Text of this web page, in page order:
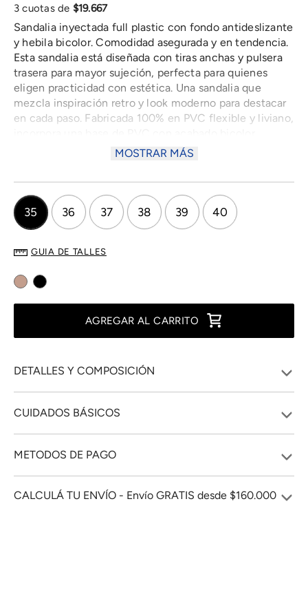
3 cuotas de $19.667
Sandalia inyectada full plastic con fondo antideslizante
y hebila bicolor. Comodidad asegurada y en tendencia.
Esta sandalia está diseñada con tiras anchas y pulsera
trasera para mayor sujeción, perfecta para quienes
eligen practicidad con estética. Una sandalia que
mezcla inspiración retro y look moderno para destacar
en cada paso. Fabricada 100% en PVC flexible y liviano,
brindando un toque moderno. Su gran protagonista es
con un aire audaz y contemporáneo. Este ítem
pertenece a la categoría de outlet.
MOSTRAR MÁS
35 36 37 38 39 40
GUIA DE TALLES
AGREGAR AL CARRITO
DETALLES Y COMPOSICIÓN
CUIDADOS BÁSICOS
METODOS DE PAGO
CALCULÁ TU ENVÍO - Envío GRATIS desde $160.000